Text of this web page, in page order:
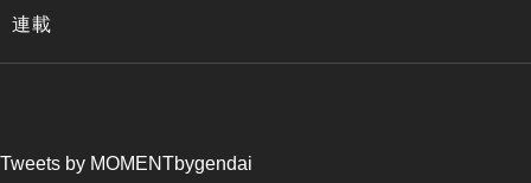
連載
Tweets by MOMENTbygendai